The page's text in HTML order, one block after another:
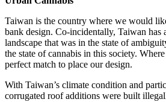
Taiwan is the country where we would
bank design. Co-incidentally, Taiwan has
landscape that was in the state of
the state of cannabis in this society.
perfect match to place our design.
With Taiwan’s climate condition and
corrugated roof additions were built